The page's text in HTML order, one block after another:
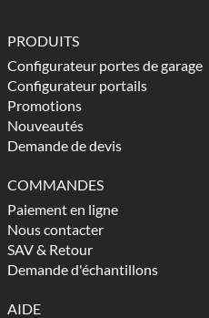
PRODUITS
Configurateur portes de garage
Configurateur portails
Promotions
Nouveautés
Demande de devis
COMMANDES
Paiement en ligne
Nous contacter
SAV & Retour
Demande d'échantillons
AIDE